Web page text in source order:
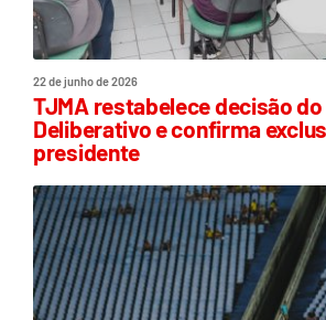
22 de junho de 2026
TJMA restabelece decisão
Deliberativo e confirma
presidente